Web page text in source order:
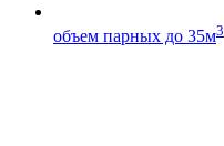
объем парных до 35м3